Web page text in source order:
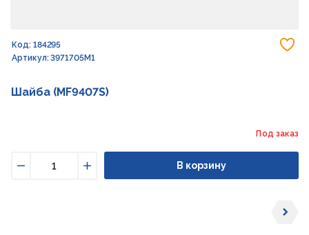
Код: 184295
Артикул: 3971705M1
Шайба (MF9407S)
Под заказ
Увеличить
В корзину